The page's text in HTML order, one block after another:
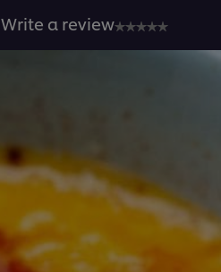
No
ratings
Write a review